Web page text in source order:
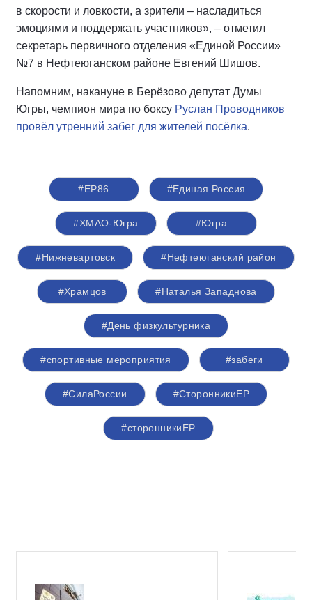
в скорости и ловкости, а зрители – насладиться
эмоциями и поддержать участников», – отметил
секретарь первичного отделения «Единой России»
№7 в Нефтеюганском районе Евгений Шишов.
Напомним, накануне в Берёзово депутат Думы
Югры, чемпион мира по боксу Руслан Проводников
провёл утренний забег для жителей посёлка.
#ЕР86 #Единая Россия
#ХМАО-Югра #Югра
#Нижневартовск #Нефтеюганский район
#Храмцов #Наталья Западнова
#День физкультурника
#спортивные мероприятия #забеги
#СилаРоссии #СторонникиЕР
#сторонникиЕР